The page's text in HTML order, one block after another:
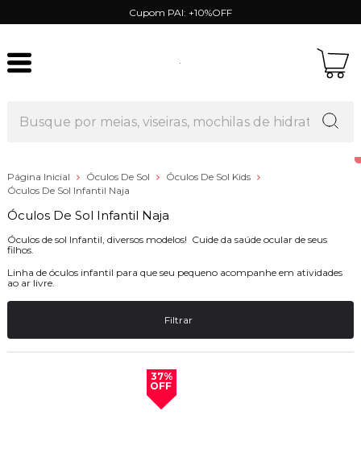
Cupom PAI: +10%OFF
Página Inicial Óculos De Sol
Óculos De Sol Kids
Óculos De Sol Infantil Naja
Óculos De Sol Infantil Naja
Óculos de sol Infantil, diversos modelos! Cuide da saúde ocular de seus
filhos.
Linha de óculos infantil para que seu pequeno acompanhe em atividades
ao ar livre.
Filtrar
37%
OFF